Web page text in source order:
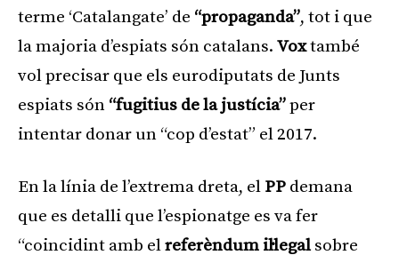
terme ‘Catalangate’ de “propaganda”, tot i que
la majoria d’espiats són catalans. Voxtambé
vol precisar que els eurodiputats de Junts
espiats són “fugitius de la justícia”per
intentar donar un “cop d’estat” el 2017.
En la línia de l’extrema dreta, el PP demana
que es detalli que l’espionatge es va fer
“coincidint amb elreferèndum il·legalsobre